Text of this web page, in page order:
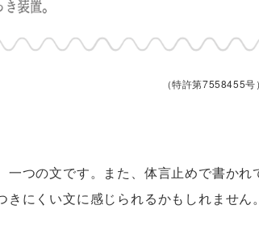
（特許第7558455号）
一つの文です。また、体言止めで書か
きにくい文に感じられるかもしれませ